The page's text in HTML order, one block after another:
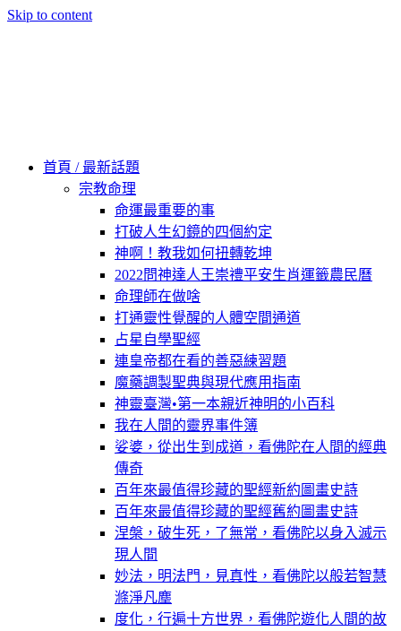
Skip to content
首頁 / 最新話題
宗教命理
命運最重要的事
打破人生幻鏡的四個約定
神啊！教我如何扭轉乾坤
2022問神達人王崇禮平安生肖運籤農民曆
命理師在做啥
打通靈性覺醒的人體空間通道
占星自學聖經
連皇帝都在看的善惡練習題
魔藥調製聖典與現代應用指南
神靈臺灣•第一本親近神明的小百科
我在人間的靈界事件簿
娑婆，從出生到成道，看佛陀在人間的經典
傳奇
百年來最值得珍藏的聖經新約圖畫史詩
百年來最值得珍藏的聖經舊約圖畫史詩
涅槃，破生死，了無常，看佛陀以身入滅示
現人間
妙法，明法門，見真性，看佛陀以般若智慧
滌淨凡塵
度化，行遍十方世界，看佛陀遊化人間的故